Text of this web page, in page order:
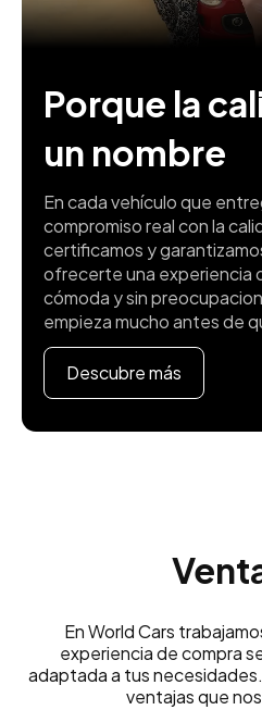
Porque la
un nombre
En cada vehículo que
compromiso real con la
certificamos y
ofrecerte una experiencia
cómoda y sin
empieza mucho antes de
Descubre más
En World Cars
experiencia de compra
adaptada a tus
ventajas que